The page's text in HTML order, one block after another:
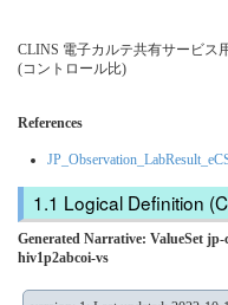
CLINS 電子カルテ共有サービス
(コントロール比)
References
Logical Definition
Generated Narrative: ValueSet
hiv1p2abcoi-vs